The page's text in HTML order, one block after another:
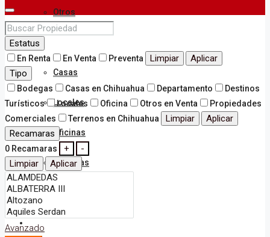
Otros
Rentar
Casas
Locales
Oficinas
Bodegas
Otros
Preventa
Estatus
En Renta En Venta Preventa Limpiar
Aplicar
Tipo
Bodegas Casas en Chihuahua Departamento
Destinos
Turísticos
Locales Oficina Otros en Venta
Propiedades
Comerciales
Terrenos en Chihuahua Limpiar
Aplicar
Recamaras
0 Recamaras +
-
Limpiar
Aplicar
Avanzado